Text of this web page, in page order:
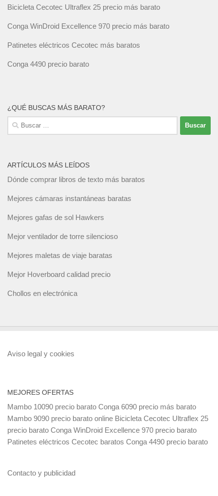
Bicicleta Cecotec Ultraflex 25 precio más barato
Conga WinDroid Excellence 970 precio más barato
Patinetes eléctricos Cecotec más baratos
Conga 4490 precio barato
¿QUÉ BUSCAS MÁS BARATO?
Buscar:
ARTÍCULOS MÁS LEÍDOS
Dónde comprar libros de texto más baratos
Mejores cámaras instantáneas baratas
Mejores gafas de sol Hawkers
Mejor ventilador de torre silencioso
Mejores maletas de viaje baratas
Mejor Hoverboard calidad precio
Chollos en electrónica
Aviso legal y cookies
MEJORES OFERTAS
Mambo 10090 precio barato Conga 6090 precio más barato
Mambo 9090 precio barato online Bicicleta Cecotec Ultraflex 25
precio barato Conga WinDroid Excellence 970 precio barato
Patinetes eléctricos Cecotec baratos Conga 4490 precio barato
Contacto y publicidad